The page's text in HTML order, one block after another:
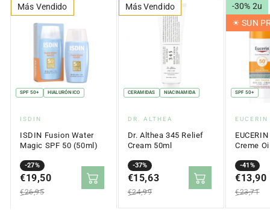
Más Vendido
SPF 50+ HIALURÓNICO
Proveedor:
ISDIN
ISDIN Fusion Water
Magic SPF 50 (50ml)
-27%
Precio
en
oferta
€19,50
Precio
regular
€26,95
Más Vendido
CERAMIDAS NIACINAMIDA
Proveedor:
DR. ALTHEA
Dr. Althea 345 Relief
Cream 50ml
-37%
Precio
en
oferta
€15,63
Precio
regular
€24,99
-30% 2u
☀︎ SUN
SPF 50+
EUCERIN
Creme
-41%
Precio
en
oferta
€13,90
Precio
regular
€23,71